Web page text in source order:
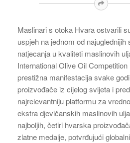
Maslinari s otoka Hvara ostvarili
uspjeh na jednom od najuglednijih
natjecanja u kvaliteti maslinovih
International Olive Oil
prestižna manifestacija svake
proizvođače iz cijelog svijeta i
najrelevantniju platformu za
ekstra djevičanskih maslinovih
najboljih, četiri hvarska
zlatne medalje, potvrđujući